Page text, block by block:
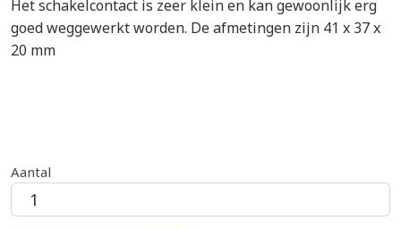
Het schakelcontact is zeer klein en kan gewoonlijk erg
goed weggewerkt worden. De afmetingen zijn 41 x 37 x
20 mm
Aantal